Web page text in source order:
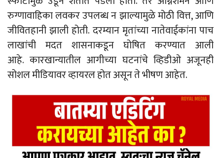
रुग्णावाहिका लवकर उपलब्ध न झाल्यामुळे मोठी वित्त, आणि
जीवितहानी झाली होती. दरम्यान मृतांच्या नातेवाईकांना पाच
लाखांची मदत शासनाकडून घोषित करण्यात आली
आहे. कारखान्यातील आगीच्या घटनांचे व्हिडीओ अजूनही
सोशल मीडियावर व्हायरल होत असून ते भीषण आहेत.